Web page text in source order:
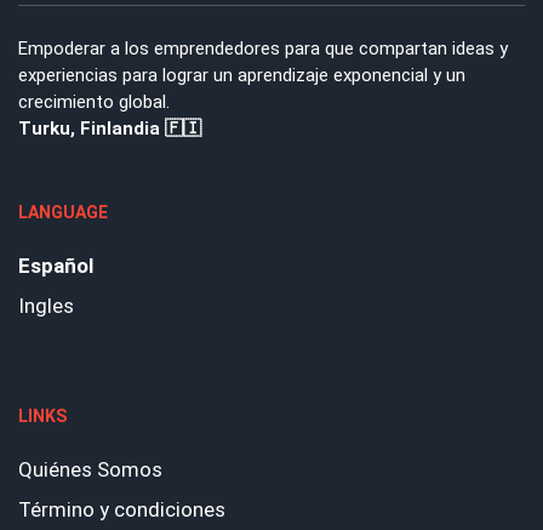
Empoderar a los emprendedores para que compartan ideas y
experiencias para lograr un aprendizaje exponencial y un
crecimiento global.
Turku, Finlandia 🇫🇮
LANGUAGE
Español
Ingles
LINKS
Quiénes Somos
Término y condiciones